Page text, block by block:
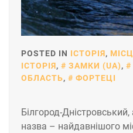
POSTED IN ІСТОРІЯ,
ІСТОРІЯ, ЗАМКИ (UA),
ОБЛАСТЬ, ФОРТЕЦІ
Білгород-
назва – найдавнішого